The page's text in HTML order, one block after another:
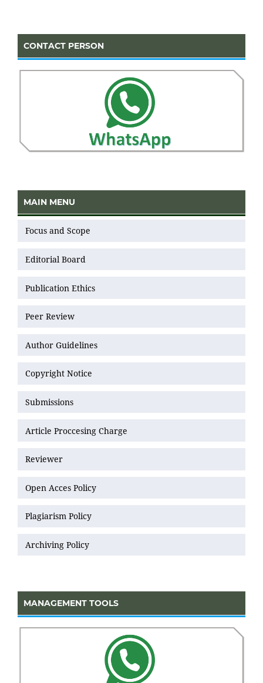
CONTACT PERSON
MAIN MENU
Focus and Scope
Editorial Board
Publication Ethics
Peer Review
Author Guidelines
Copyright Notice
Submissions
Article Proccesing Charge
Reviewer
Open Acces Policy
Plagiarism Policy
Archiving Policy
MANAGEMENT TOOLS